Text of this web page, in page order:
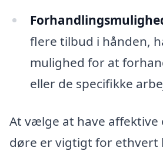
flere tilbud i hånden,
mulighed for at
eller de specifikke
At vælge at have
døre er vigtigt for ethvert